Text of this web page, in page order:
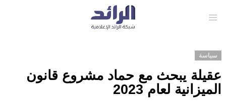
سياسة
عقيلة يبحث مع حماد مشروع قانون
الميزانية لعام 2023